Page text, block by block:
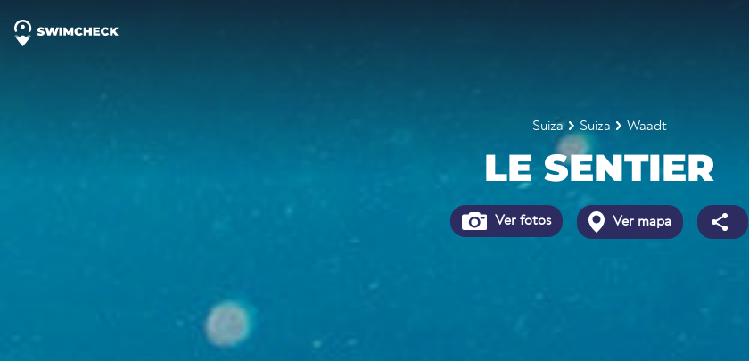
Suiza Suiza Waadt
LE SENTIER
Ver fotos Ver mapa